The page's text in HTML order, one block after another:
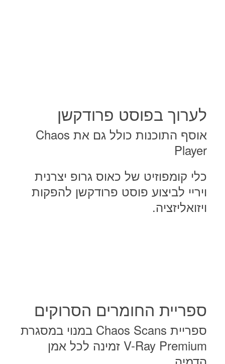
לערוך בפוסט פרודקשן
אוסף התוכנות כולל גם את Chaos
Player
כלי קומפוזיט של כאוס גרופ יצרנית
ויריי לביצוע פוסט פרודקשן להפקות
ויזואליזציה.
ספריית החומרים הסרוקים
ספריית Chaos Scans במנוי במסגרת
V-Ray Premium זמינה לכל אמן